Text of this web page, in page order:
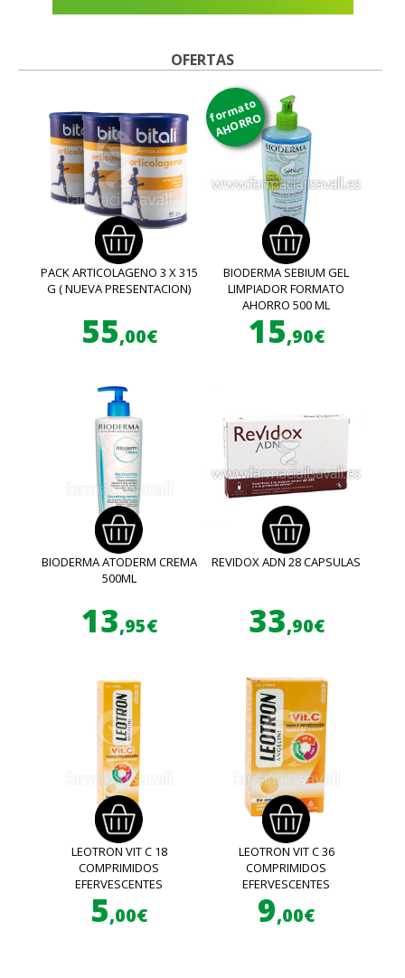
OFERTAS
PACK ARTICOLAGENO 3 X 315
G ( NUEVA PRESENTACION)
55,00€
formato
AHORRO
BIODERMA SEBIUM GEL
LIMPIADOR FORMATO
AHORRO 500 ML
15,90€
BIODERMA ATODERM CREMA
500ML
13,95€
REVIDOX ADN 28 CAPSULAS
33,90€
LEOTRON VIT C 18
COMPRIMIDOS
EFERVESCENTES
5,00€
LEOTRON VIT C 36
COMPRIMIDOS
EFERVESCENTES
9,00€